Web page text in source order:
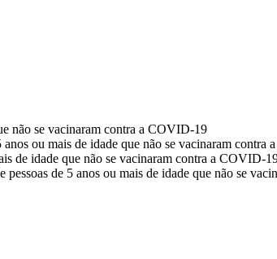
não se vacinaram contra a COVID-19
anos ou mais de idade que não se vacinaram contra
de idade que não se vacinaram contra a COVID-
pessoas de 5 anos ou mais de idade que não se